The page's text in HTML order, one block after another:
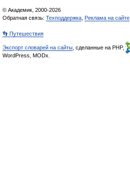
© Академик, 2000-2026
Обратная связь: Техподдержка Реклама на сайте
👣 Путешествия
Экспорт словарей на сайты , сделанные на PHP,
WordPress, MODx.